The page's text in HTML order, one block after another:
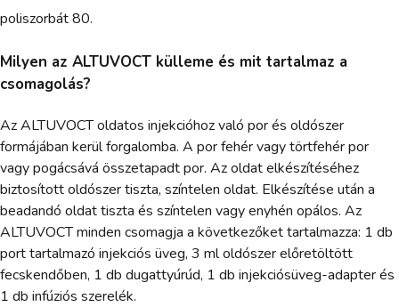
poliszorbát 80.
Milyen az ALTUVOCT külleme és mit tartalmaz a
csomagolás?
Az ALTUVOCT oldatos injekcióhoz való por és oldószer
formájában kerül forgalomba. A por fehér vagy törtfehér por
vagy pogácsává összetapadt por. Az oldat elkészítéséhez
biztosított oldószer tiszta, színtelen oldat. Elkészítése után a
beadandó oldat tiszta és színtelen vagy enyhén opálos. Az
ALTUVOCT minden csomagja a következőket tartalmazza: 1 db
port tartalmazó injekciós üveg, 3 ml oldószer előretöltött
fecskendőben, 1 db dugattyúrúd, 1 db injekciósüveg-adapter és
1 db infúziós szerelék.